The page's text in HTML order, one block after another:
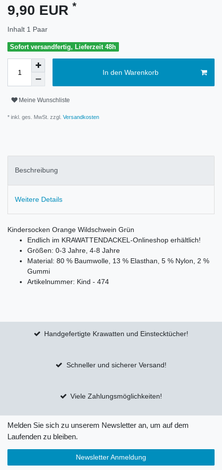
9,90 EUR *
Inhalt 1 Paar
Sofort versandfertig, Lieferzeit 48h
In den Warenkorb
Meine Wunschliste
* inkl. ges. MwSt. zzgl. Versandkosten
Beschreibung
Weitere Details
Kindersocken Orange Wildschwein Grün
Endlich im KRAWATTENDACKEL-Onlineshop erhältlich!
Größen: 0-3 Jahre, 4-8 Jahre
Material: 80 % Baumwolle, 13 % Elasthan, 5 % Nylon, 2 %
Gummi
Artikelnummer: Kind - 474
Handgefertigte Krawatten und Einstecktücher!
Schneller und sicherer Versand!
Viele Zahlungsmöglichkeiten!
Melden Sie sich zu unserem Newsletter an, um auf dem
Laufenden zu bleiben.
Newsletter Anmeldung